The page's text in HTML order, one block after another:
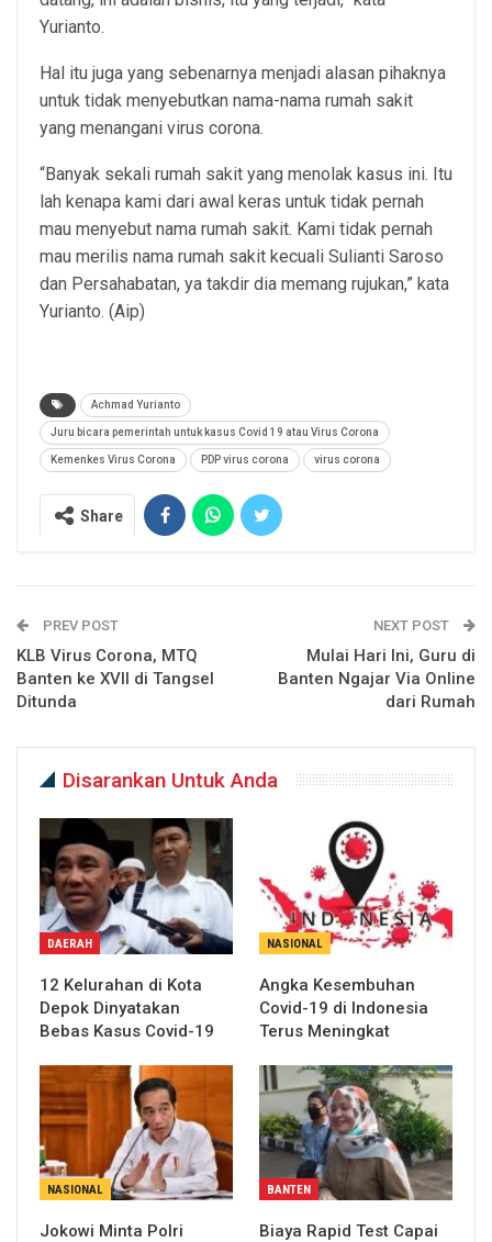
Yurianto.
Hal itu juga yang sebenarnya menjadi alasan pihaknya
untuk tidak menyebutkan nama-nama rumah sakit
yang menangani virus corona.
“Banyak sekali rumah sakit yang menolak kasus ini. Itu
lah kenapa kami dari awal keras untuk tidak pernah
mau menyebut nama rumah sakit. Kami tidak pernah
mau merilis nama rumah sakit kecuali Sulianti Saroso
dan Persahabatan, ya takdir dia memang rujukan,” kata
Yurianto. (Aip)
Achmad Yurianto
Juru bicara pemerintah untuk kasus Covid 19 atau Virus Corona
Kemenkes Virus Corona PDP virus corona virus corona
Share
PREV POST
KLB Virus Corona, MTQ
Banten ke XVII di Tangsel
Ditunda
NEXT POST
Mulai Hari Ini, Guru di
Banten Ngajar Via Online
dari Rumah
Disarankan Untuk Anda
DAERAH
12 Kelurahan di Kota
Depok Dinyatakan
Bebas Kasus Covid-19
NASIONAL
Angka Kesembuhan
Covid-19 di Indonesia
Terus Meningkat
NASIONAL
Jokowi Minta Polri
BANTEN
Biaya Rapid Test Capai